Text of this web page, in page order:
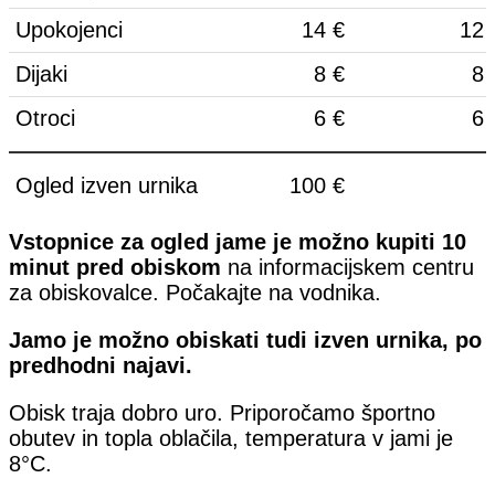
Upokojenci
14 €
12
Dijaki
8 €
8
Otroci
6 € 6
Ogled izven urnika 100 €
Vstopnice za ogled jame je možno kupiti 10
minut pred obiskom na informacijskem centru
za obiskovalce. Počakajte na vodnika.
Jamo je možno obiskati tudi izven urnika, po
predhodni najavi.
Obisk traja dobro uro. Priporočamo športno
obutev in topla oblačila, temperatura v jami je
8°C.